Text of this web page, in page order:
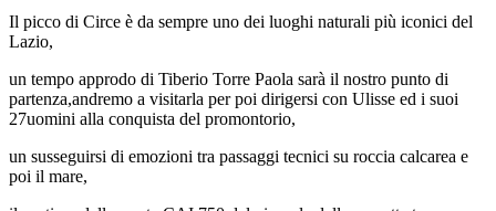
Il picco di Circe è da sempre uno dei luoghi naturali più iconici del
Lazio,
un tempo approdo di Tiberio Torre Paola sarà il nostro punto di
partenza,andremo a visitarla per poi dirigersi con Ulisse ed i suoi
27uomini alla conquista del promontorio,
un susseguirsi di emozioni tra passaggi tecnici su roccia calcarea e
poi il mare,